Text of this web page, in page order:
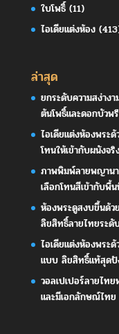
ใบโพธิ์(11)
ไอเดียแต่งห้อง
ล่าสุด
ยกระดับความสง่าง
ต้นโพธิ์และดอกบัว
ไอเดียแต่งห้องพระ
โทนให้เข้ากับผนังจ
ภาพพิมพ์ลายพญาน
เลือกโทนสีเข้ากับพื้
ห้องพระดูสงบขึ้นด้ว
ลิขสิทธิ์ลายไทยระดั
ไอเดียแต่งห้องพระ
แบบ ลิขสิทธิ์แท้สุด
วอลเปเปอร์ลายไท
และมีเอกลักษณ์ไทย